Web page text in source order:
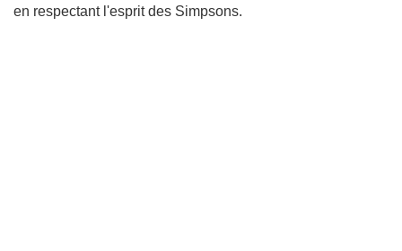
en respectant l'esprit des Simpsons.